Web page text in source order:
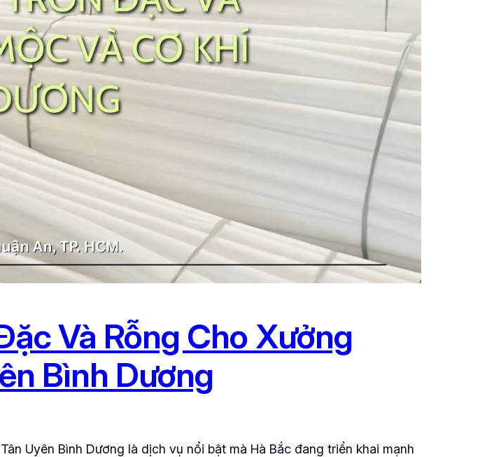
Và Rỗng Cho Xưởng
Bình Dương
Uyên Bình Dương là dịch vụ nổi bật mà Hà Bắc đang triển khai mạnh